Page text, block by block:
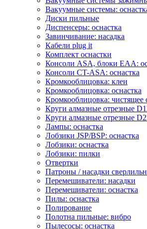
Вакуумные системы:
Диски пильные
Диспенсеры: оснастка
Завинчивание: насадка
Кабели plug it
Комплект оснастки
Консоли ASA, блоки EAA:
Консоли CT-ASA: оснастка
Кромкооблицовка: клеи
Кромкооблицовка: оснастка
Кромкооблицовка: чистящее
Круги алмазные отрезные
Круги алмазные отрезные
Лампы: оснастка
Лобзики JSP/BSP: оснастка
Лобзики: оснастка
Лобзики: пилки
Отвертки
Патроны / насадки
Перемешиватели: насадки
Перемешиватели: оснастка
Пилы: оснастка
Полирование
Полотна пильные: вибро
Пылесосы: оснастка